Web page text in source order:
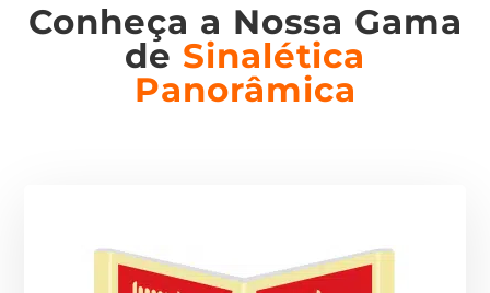
Conheça a Nossa Gama
de Sinalética
Panorâmica